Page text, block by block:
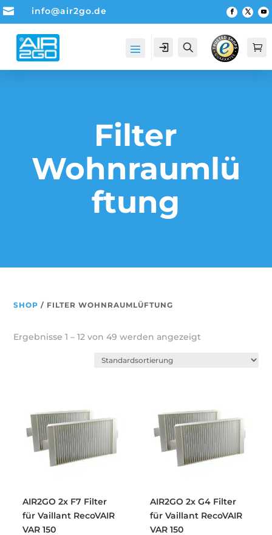
 info@air2go.de
Account Suche 
Filter
Wohnraumlü
ftung
SHOP / FILTER WOHNRAUMLÜFTUNG
Ergebnisse 1 – 12 von 49 werden angezeigt
AIR2GO 2x F7 Filter
für Vaillant RecoVAIR
VAR 150
AIR2GO 2x G4 Filter
für Vaillant RecoVAIR
VAR 150